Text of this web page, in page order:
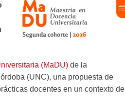
(MaDU) de la
(UNC), una propuesta de
docentes en un contexto de